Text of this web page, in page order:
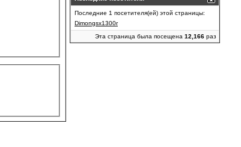
Последние 1 посетителя(ей) этой страницы:
Dimongsx1300r
Эта страница была посещена 12,166 раз